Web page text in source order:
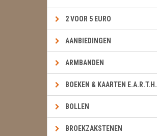
2 VOOR 5 EURO
AANBIEDINGEN
ARMBANDEN
BOEKEN & KAARTEN E.A.R.T.H.
BOLLEN
BROEKZAKSTENEN